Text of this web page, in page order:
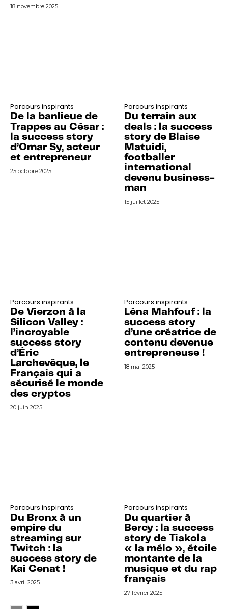
18 novembre 2025
Parcours inspirants
De la banlieue de
Trappes au César :
la success story
d’Omar Sy, acteur
et entrepreneur
25 octobre 2025
Parcours inspirants
Du terrain aux
deals : la success
story de Blaise
Matuidi,
footballer
international
devenu business-
man
15 juillet 2025
Parcours inspirants
De Vierzon à la
Silicon Valley :
l’incroyable
success story
d’Éric
Larchevêque, le
Français qui a
sécurisé le monde
des cryptos
20 juin 2025
Parcours inspirants
Léna Mahfouf : la
success story
d’une créatrice de
contenu devenue
entrepreneuse !
18 mai 2025
Parcours inspirants
Du Bronx à un
empire du
streaming sur
Twitch : la
success story de
Kai Cenat !
3 avril 2025
Parcours inspirants
Du quartier à
Bercy : la success
story de Tiakola
« la mélo », étoile
montante de la
musique et du rap
français
27 février 2025